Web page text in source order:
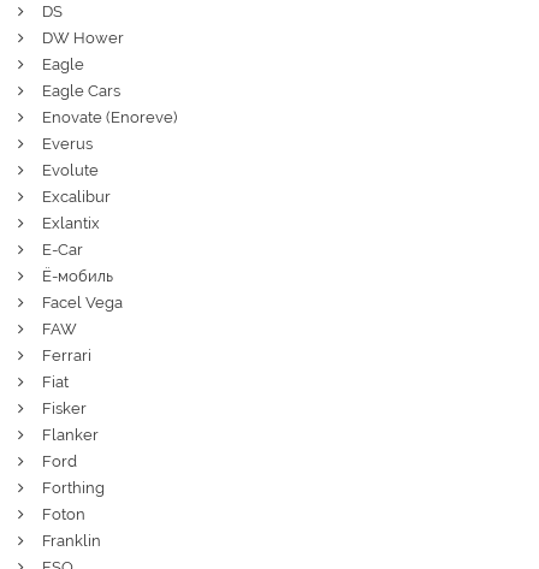
DS
DW Hower
Eagle
Eagle Cars
Enovate (Enoreve)
Everus
Evolute
Excalibur
Exlantix
E-Car
Ё-мобиль
Facel Vega
FAW
Ferrari
Fiat
Fisker
Flanker
Ford
Forthing
Foton
Franklin